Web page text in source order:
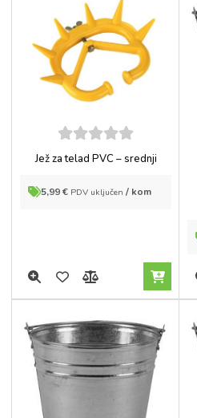
5out of
5
Jež za telad PVC – srednji
5,99€ PDV uključen / kom